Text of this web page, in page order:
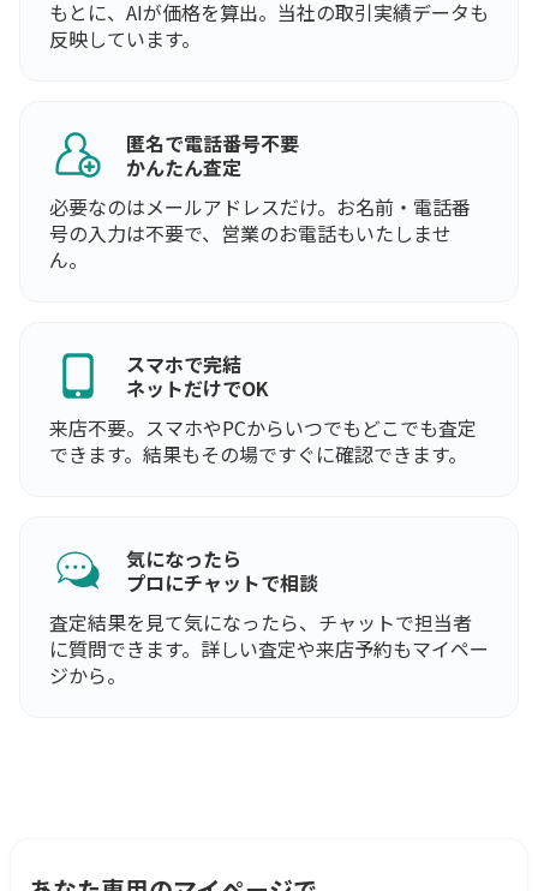
もとに、AIが価格を算出。当社の取引実績データも
反映しています。
匿名で電話番号不要
かんたん査定
必要なのはメールアドレスだけ。お名前・電話番
号の入力は不要で、営業のお電話もいたしませ
ん。
スマホで完結
ネットだけでOK
来店不要。スマホやPCからいつでもどこでも査定
できます。結果もその場ですぐに確認できます。
気になったら
プロにチャットで相談
査定結果を見て気になったら、チャットで担当者
に質問できます。詳しい査定や来店予約もマイペー
ジから。